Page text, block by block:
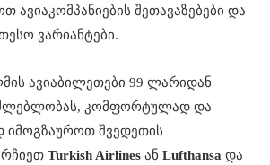
ავიაკომპანიების შეთავაზებები და
ვარიანტები.
ავიაბილეთები 99 ლარიდან
კომფორტულად და
იმოგზაუროთ შვედეთის
Turkish Airlines ან Lufthansa და